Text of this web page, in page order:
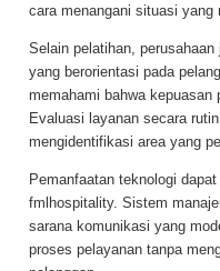
cara menangani situasi yang
Selain pelatihan,
yang berorientasi pada
memahami bahwa kepuasan
Evaluasi layanan secara
mengidentifikasi area yang
Pemanfaatan teknologi
fmlhospitality. Sistem
sarana komunikasi yang
proses pelayanan tanpa